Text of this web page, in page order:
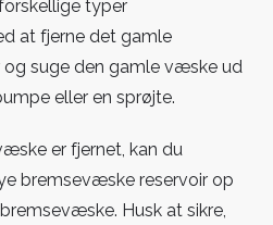
typer
at fjerne det gamle
suge den gamle væske ud
eller en sprøjte.
er fjernet, kan du
bremsevæske reservoir op
Husk at sikre,